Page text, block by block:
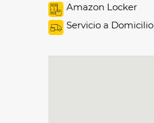
Amazon Locker
Servicio a Domicilio